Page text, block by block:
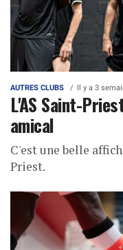
AUTRES CLUBS Il y a 3
L'AS Saint-
amical
C'est une belle
Priest.